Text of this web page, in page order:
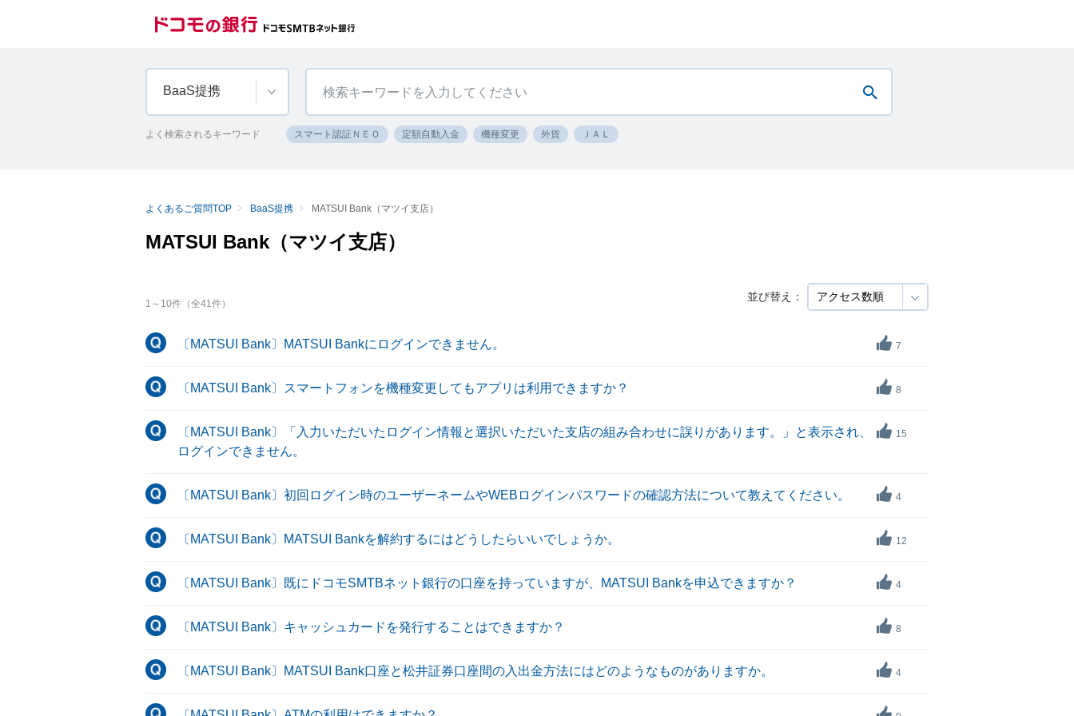
BaaS提携
よく検索されるキーワード スマート認証ＮＥＯ 定額自動入金 機種変更 外貨 ＪＡＬ
よくあるご質問TOP BaaS提携 MATSUI Bank（マツイ支店）
MATSUI Bank（マツイ支店）
並び替え：
1 ～ 10件（全41件）
〔MATSUI Bank〕MATSUI Bankにログインできません。 7
〔MATSUI Bank〕スマートフォンを機種変更してもアプリは利用できますか？ 8
〔MATSUI Bank〕「入力いただいたログイン情報と選択いただいた支店の組み合わせに誤りがあります。」と表示され、
ログインできません。
15
〔MATSUI Bank〕初回ログイン時のユーザーネームやWEBログインパスワードの確認方法について教えてください。 4
〔MATSUI Bank〕MATSUI Bankを解約するにはどうしたらいいでしょうか。 12
〔MATSUI Bank〕既にドコモSMTBネット銀行の口座を持っていますが、MATSUI Bankを申込できますか？ 4
〔MATSUI Bank〕キャッシュカードを発行することはできますか？ 8
〔MATSUI Bank〕MATSUI Bank口座と松井証券口座間の入出金方法にはどのようなものがありますか。 4